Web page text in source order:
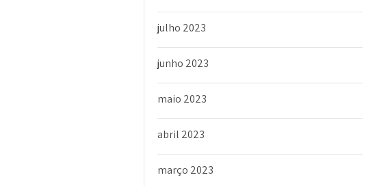
julho 2023
junho 2023
maio 2023
abril 2023
março 2023